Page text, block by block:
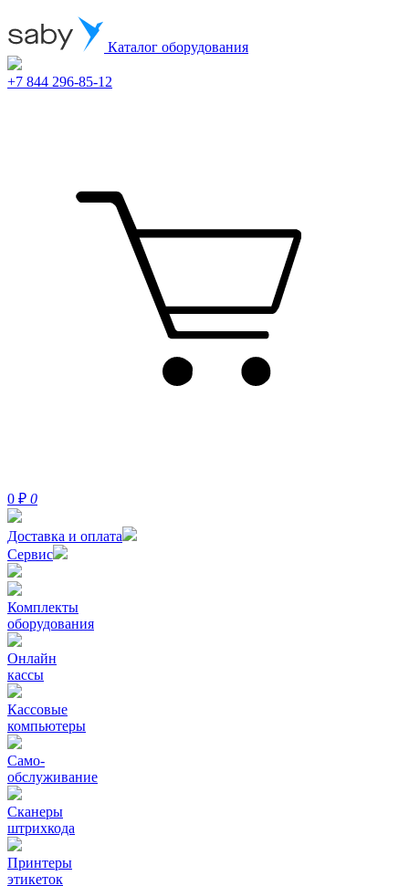
Каталог оборудования
+7 844 296-85-12
0 ₽ 0
Доставка и оплата
Сервис
Комплекты
оборудования
Онлайн
кассы
Кассовые
компьютеры
Само-
обслуживание
Сканеры
штрихкода
Принтеры
этикеток